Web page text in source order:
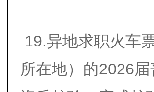
19.异地求职火车
所在地）的2026